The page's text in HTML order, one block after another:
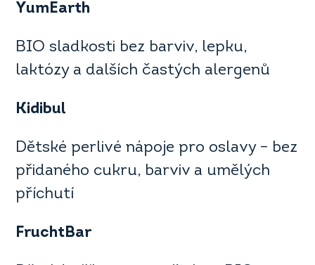
YumEarth
BIO sladkosti bez barviv, lepku,
laktózy a dalších častých alergenů
Kidibul
Dětské perlivé nápoje pro oslavy – bez
přidaného cukru, barviv a umělých
příchutí
FruchtBar